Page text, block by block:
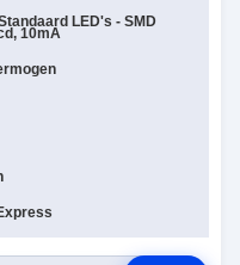
LED's - SMD
10mA